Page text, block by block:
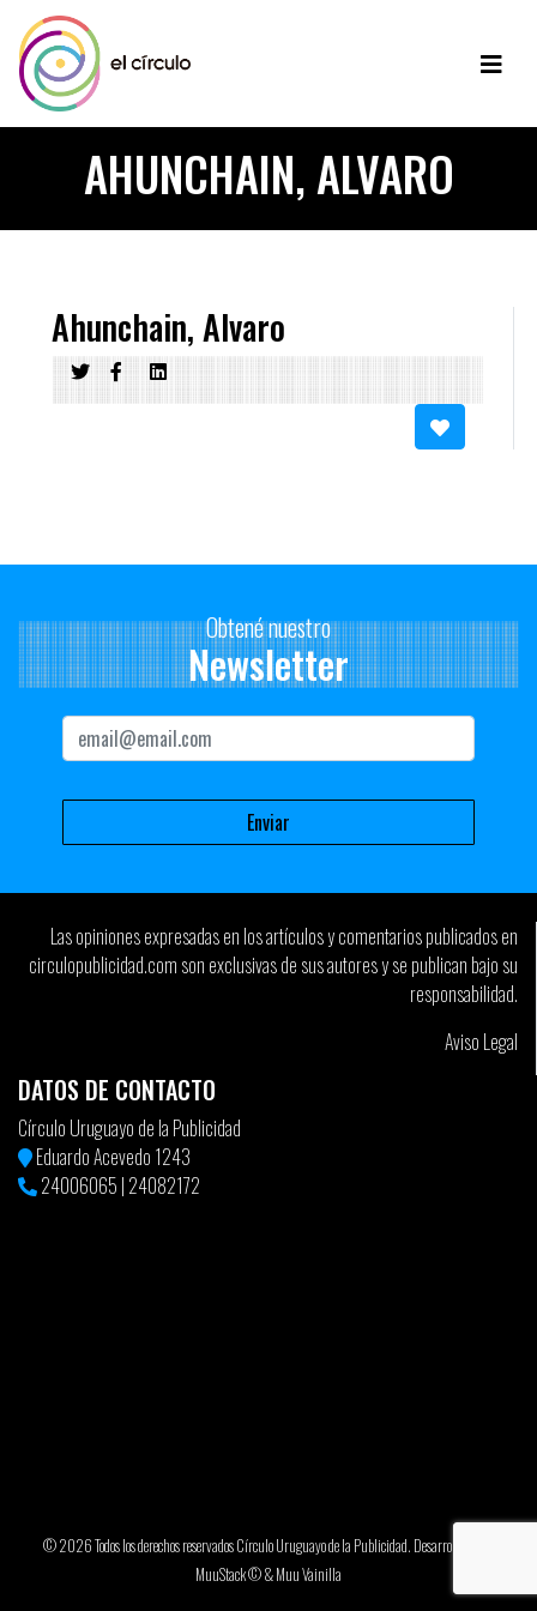
AHUNCHAIN, ALVARO
Ahunchain, Alvaro
Obtené nuestro
Newsletter
Las opiniones expresadas en los artículos y comentarios publicados en
circulopublicidad.com son exclusivas de sus autores y se publican bajo su
responsabilidad.
Aviso Legal
DATOS DE CONTACTO
Círculo Uruguayo de la Publicidad
Eduardo Acevedo 1243
24006065 | 24082172
© 2026 Todos los derechos reservados Círculo Uruguayo de la Publicidad. Desarrollado por
MuuStack ©&Muu Vainilla